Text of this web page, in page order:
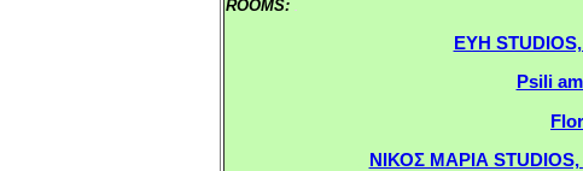
ROOMS:
ΕΥΗ STUDIOS,
Psili
ΝΙΚΟΣ ΜΑΡΙΑ STUDIOS,